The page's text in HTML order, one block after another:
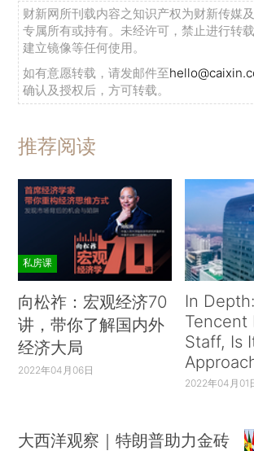
财新网所刊载内容之知识产权为财新传媒
专属所有或持有。未经许可，禁止进行转
建立镜像等任何使用。
如有意愿转载，请发邮件至
确认及授权后，方可转载。
推荐阅读
私房课
向松祚：宏观经济70
讲，带你了解国内外
经济大局
2022年04月06日
In
Tencent
Staff, Is
2022年04月01
大西洋观察｜特朗普助力金砖